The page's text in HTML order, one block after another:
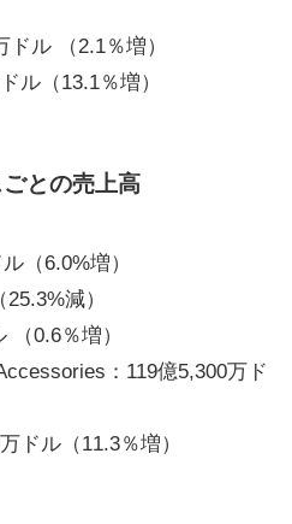
ドル （2.1％増）
ル（13.1％増）
との売上高
（6.0%増）
減）
（0.6％増）
：119億5,300万ド
ドル（11.3％増）